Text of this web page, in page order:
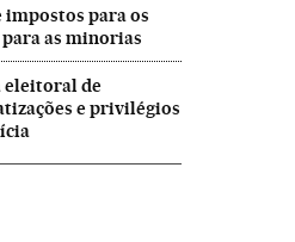
impostos para os
as minorias
eleitoral de
e privilégios